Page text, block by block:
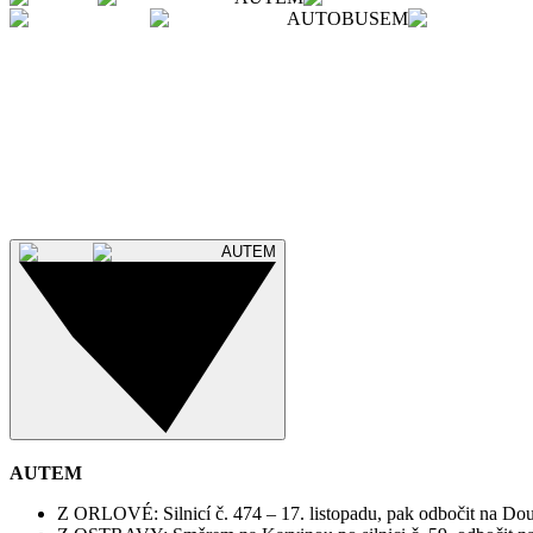
AUTOBUSEM
AUTEM
AUTEM
Z ORLOVÉ: Silnicí č. 474 – 17. listopadu, pak odbočit na